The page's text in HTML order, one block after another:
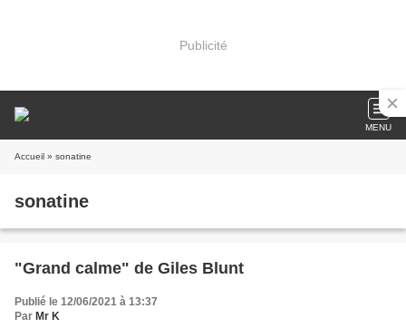
Publicité
MENU
Accueil » sonatine
sonatine
"Grand calme" de Giles Blunt
Publié le 12/06/2021 à 13:37
Par Mr K